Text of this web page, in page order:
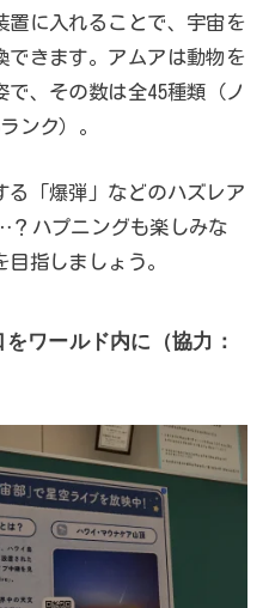
置に入れることで、宇宙を
できます。アムアは動物を
、その数は全45種類（ノ
ンク）。
る「爆弾」などのハズレア
ハプニングも楽しみな
指しましょう。
ワールド内に（協力：